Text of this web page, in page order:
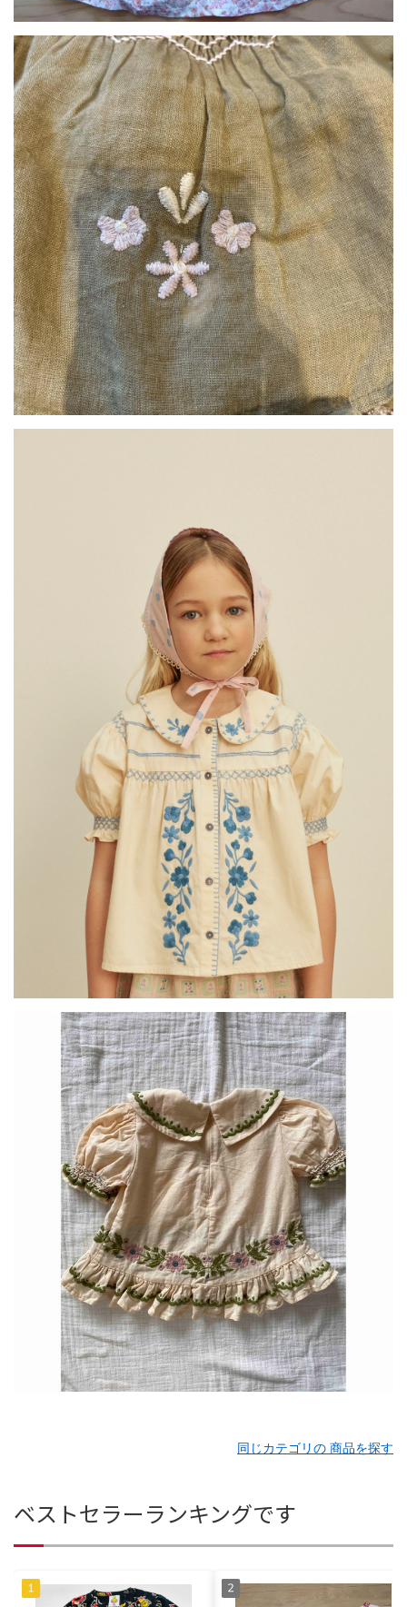
同じカテゴリの 商品を探す
ベストセラーランキングです